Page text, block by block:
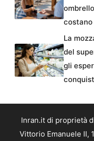
costano
La
del
gli
Inran.it di proprietà
Vittorio Emanuele II,